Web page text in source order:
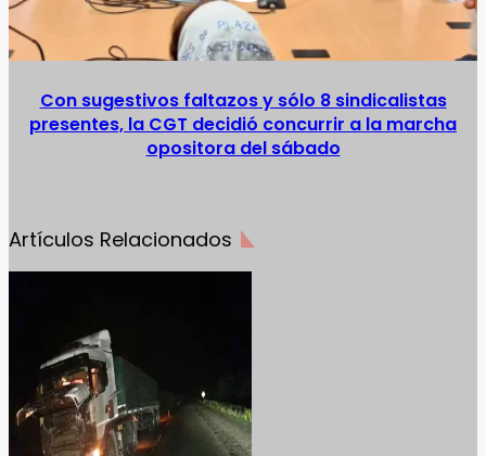
Con sugestivos faltazos y sólo 8 sindicalistas
presentes, la CGT decidió concurrir a la marcha
opositora del sábado
Artículos Relacionados